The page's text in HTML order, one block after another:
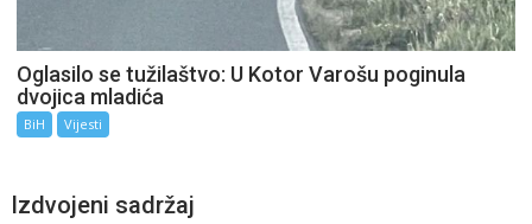
Oglasilo se tužilaštvo: U Kotor Varošu poginula
dvojica mladića
BiH Vijesti
Izdvojeni sadržaj